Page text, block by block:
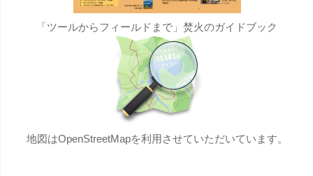
「ツールからフィールドまで」焚火のガイドブック
地図はOpenStreetMapを利用させていただいています。